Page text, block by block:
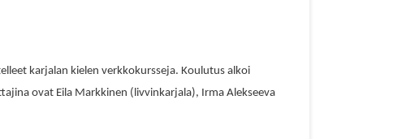
karjalan kielen verkkokursseja. Koulutus alkoi
ovat Eila Markkinen (livvinkarjala), Irma Alekseeva